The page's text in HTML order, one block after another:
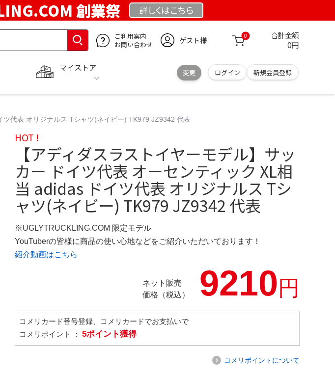
創業祭 詳しくはこちら
ご利用案内
お問い合わせ
ゲスト様 0 合計金額
0円
マイストア
変更 ログイン 新規会員登録
代表 オリジナルス Tシャツ(ネイビー) TK979 JZ9342 代表
HOT !
【アディダスラストイヤーモデル】サッ
カー ドイツ代表 オーセンティック XL相
当 adidas ドイツ代表 オリジナルス Tシ
ャツ(ネイビー) TK979 JZ9342 代表
※UGLYTRUCKLING.COM 限定モデル
YouTuberの皆様に商品の使い心地などをご紹介いただいております！
紹介動画はこちら
ネット販売
価格（税込）
9210円
コメリカード番号登録、コメリカードでお支払いで
コメリポイント ： 5ポイント獲得
コメリポイントについて